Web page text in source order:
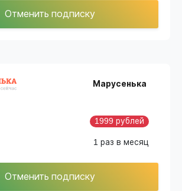
Отменить подписку
Марусенька
1999 рублей
1 раз в месяц
Отменить подписку